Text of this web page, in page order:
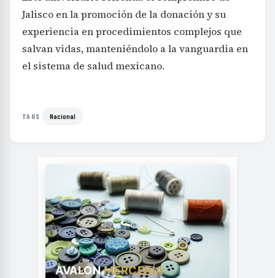
Jalisco en la promoción de la donación y su
experiencia en procedimientos complejos que
salvan vidas, manteniéndolo a la vanguardia en
el sistema de salud mexicano.
TAGS Nacional
AVALONMERCERÍA